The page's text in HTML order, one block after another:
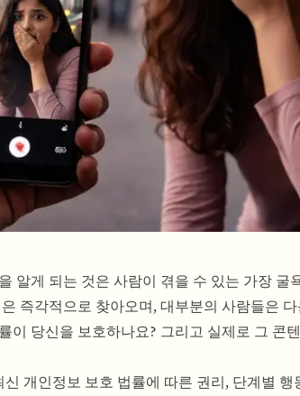
알게 되는 것은 사람이 겪을 수 있는 가장 굴
즉각적으로 찾아오며, 대부분의 사람들은
이 당신을 보호하나요? 그리고 실제로 그 콘
개인정보 보호 법률에 따른 권리, 단계별